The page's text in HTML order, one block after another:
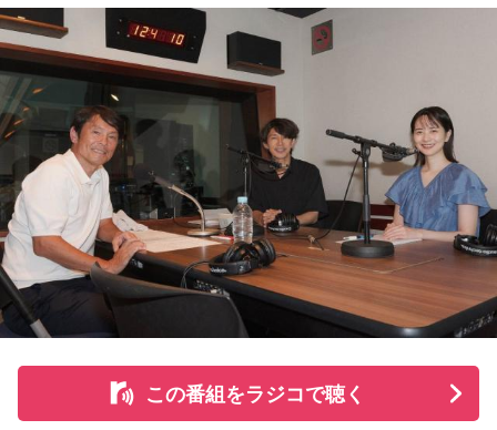
続く「人生の最後に流したい私のエンディング曲」のコーナ
ーでは、来場者が選んだ“人生の最後に流したい一曲”にまつわ
る思い出を紹介。音楽を通してこれまでの人生を振り返りな
がら、これからの“自分らしい生き方”を考える時間を共有しま
した。田村は、人生の最後に流したい曲について、「お葬式
で流す曲は決めている。しかも自分の声で流したいと思っ
て、毎日ギターの弾き語りを書斎で練習して、音源として残
しているんです。娘たちにも聴こえているはずだから、お葬
式のときに『パパが弾いてた曲だ』と思ってもらえたら」と
思いを語りました。
この番組をラジコで聴く